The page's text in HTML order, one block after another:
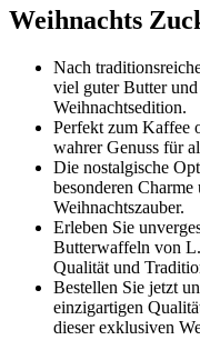
Weihnachts
Nach
viel guter Butter
Weihnachtsedition.
Perfekt zum Kaffee
wahrer Genuss für
Die nostalgische
besonderen
Weihnachtszauber.
Erleben Sie
Butterwaffeln von
Qualität und
Bestellen Sie jetzt
einzigartigen
dieser exklusiven